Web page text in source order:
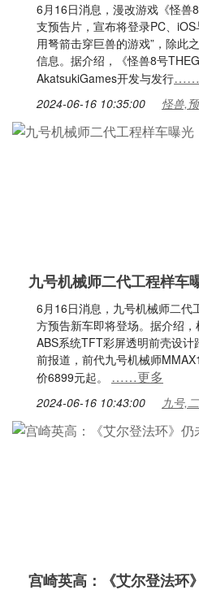
6月16日消息，漫改游戏《怪兽
支预告片，宣布将登录PC、
用弩箭击穿巨兽的游戏”，除此
信息。据介绍，《怪兽8号
AkatsukiGames开发与发行……
2024-06-16 10:35:00 怪兽,
九号机械师二代工程样车
6月16日消息，九号机械师二代
方预告新车即将登场。据介绍
ABS系统TFT彩屏透明前壳设
前报道，前代九号机械师
价6899元起。 ……更多
2024-06-16 10:43:00 九号,
宫崎英高：《艾尔登法环